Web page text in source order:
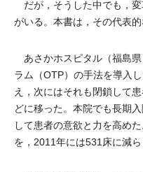
だが，そうした中でも，
がいる。本書は，その代表
あさかホスピタル（福島
ラム（OTP）の手法を導入
え，次にはそれも閉鎖して
どに移った。本院でも長期
して患者の意欲と力を高め
を，2011年には531床に減ら